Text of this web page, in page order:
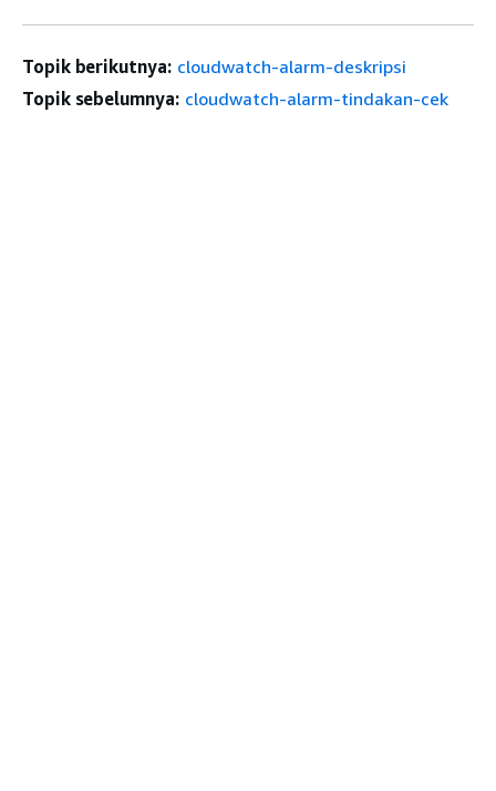
Topik berikutnya: cloudwatch-alarm-deskripsi
Topik sebelumnya: cloudwatch-alarm-tindakan-cek